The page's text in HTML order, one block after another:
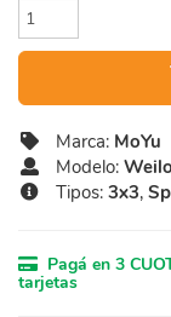
Marca: MoYu
Modelo:
Tipos: 3x3,
Pagá en 3
tarjetas